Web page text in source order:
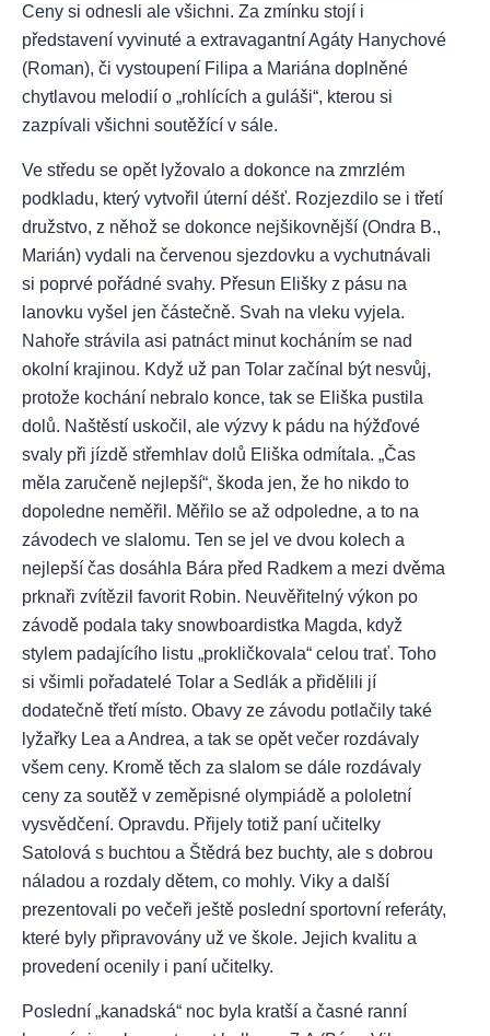
Ceny si odnesli ale všichni. Za zmínku stojí i
představení vyvinuté a extravagantní Agáty Hanychové
(Roman), či vystoupení Filipa a Mariána doplněné
chytlavou melodií o „rohlících a guláši“, kterou si
zazpívali všichni soutěžící v sále.
Ve středu se opět lyžovalo a dokonce na zmrzlém
podkladu, který vytvořil úterní déšť. Rozjezdilo se i třetí
družstvo, z něhož se dokonce nejšikovnější (Ondra B.,
Marián) vydali na červenou sjezdovku a vychutnávali
si poprvé pořádné svahy. Přesun Elišky z pásu na
lanovku vyšel jen částečně. Svah na vleku vyjela.
Nahoře strávila asi patnáct minut kocháním se nad
okolní krajinou. Když už pan Tolar začínal být nesvůj,
protože kochání nebralo konce, tak se Eliška pustila
dolů. Naštěstí uskočil, ale výzvy k pádu na hýžďové
svaly při jízdě střemhlav dolů Eliška odmítala. „Čas
měla zaručeně nejlepší“, škoda jen, že ho nikdo to
dopoledne neměřil. Měřilo se až odpoledne, a to na
závodech ve slalomu. Ten se jel ve dvou kolech a
nejlepší čas dosáhla Bára před Radkem a mezi dvěma
prknaři zvítězil favorit Robin. Neuvěřitelný výkon po
závodě podala taky snowboardistka Magda, když
stylem padajícího listu „prokličkovala“ celou trať. Toho
si všimli pořadatelé Tolar a Sedlák a přidělili jí
dodatečně třetí místo. Obavy ze závodu potlačily také
lyžařky Lea a Andrea, a tak se opět večer rozdávaly
všem ceny. Kromě těch za slalom se dále rozdávaly
ceny za soutěž v zeměpisné olympiádě a pololetní
vysvědčení. Opravdu. Přijely totiž paní učitelky
Satolová s buchtou a Štědrá bez buchty, ale s dobrou
náladou a rozdaly dětem, co mohly. Viky a další
prezentovali po večeři ještě poslední sportovní referáty,
které byly připravovány už ve škole. Jejich kvalitu a
provedení ocenily i paní učitelky.
Poslední „kanadská“ noc byla kratší a časné ranní